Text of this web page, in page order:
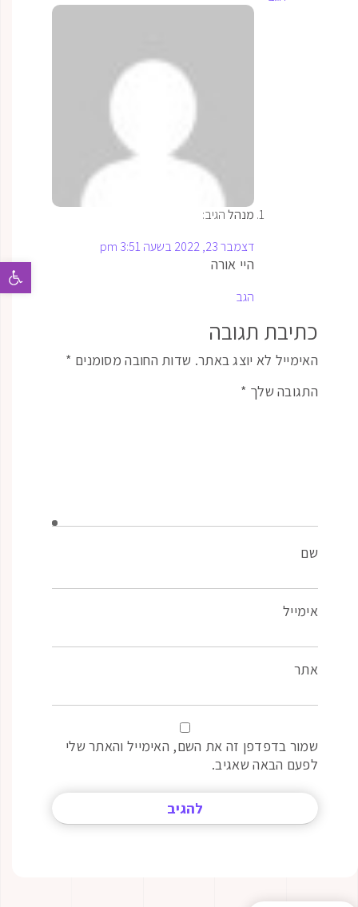
מנהלהגיב:
דצמבר 23, 2022 בשעה 3:51 pm
היי אורה
הגב
כתיבת תגובה
האימייל לא יוצג באתר. שדות החובה מסומנים *
התגובה שלך *
שם
אימייל
אתר
שמור בדפדפן זה את השם, האימייל והאתר שלי
לפעם הבאה שאגיב.